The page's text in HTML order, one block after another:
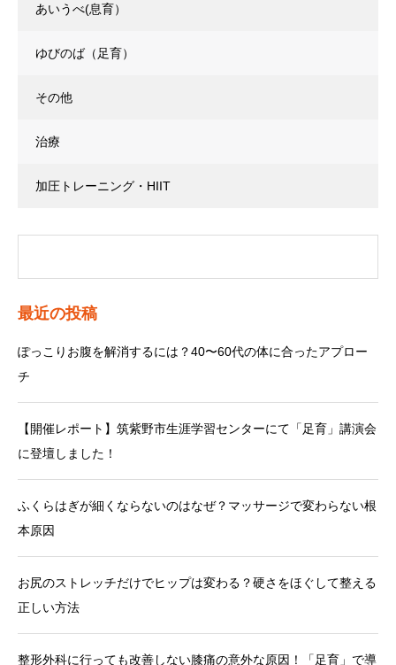
あいうべ(息育）
ゆびのば（足育）
その他
治療
加圧トレーニング・HIIT
最近の投稿
ぽっこりお腹を解消するには？40〜60代の体に合ったアプロー
チ
【開催レポート】筑紫野市生涯学習センターにて「足育」講演会
に登壇しました！
ふくらはぎが細くならないのはなぜ？マッサージで変わらない根
本原因
お尻のストレッチだけでヒップは変わる？硬さをほぐして整える
正しい方法
整形外科に行っても改善しない膝痛の意外な原因！「足育」で導